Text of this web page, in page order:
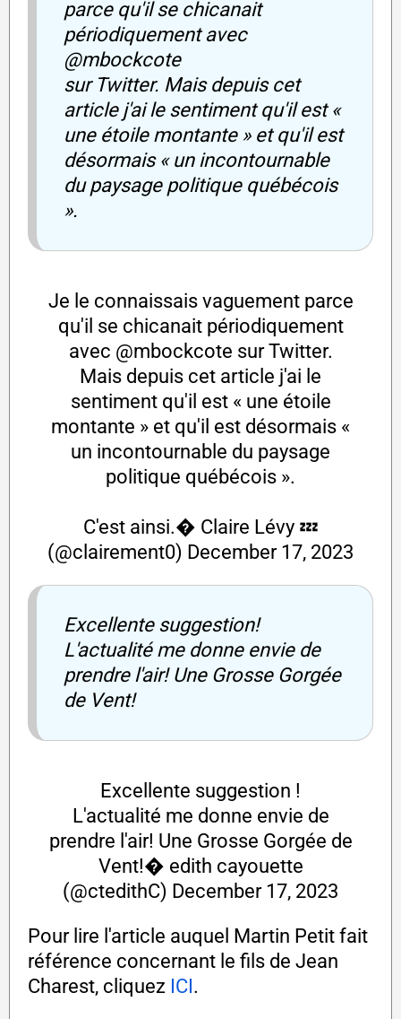
parce qu'il se chicanait
périodiquement avec
@mbockcote
sur Twitter. Mais depuis cet
article j'ai le sentiment qu'il est «
une étoile montante » et qu'il est
désormais « un incontournable
du paysage politique québécois
».
Je le connaissais vaguement parce
qu'il se chicanait périodiquement
avec @mbockcote sur Twitter.
Mais depuis cet article j'ai le
sentiment qu'il est « une étoile
montante » et qu'il est désormais «
un incontournable du paysage
politique québécois ».
C'est ainsi.� Claire Lévy 💤
(@clairement0) December 17, 2023
Excellente suggestion!
L'actualité me donne envie de
prendre l'air! Une Grosse Gorgée
de Vent!
Excellente suggestion !
L'actualité me donne envie de
prendre l'air! Une Grosse Gorgée de
Vent!� edith cayouette
(@ctedithC) December 17, 2023
Pour lire l'article auquel Martin Petit fait
référence concernant le fils de Jean
Charest, cliquez ICI.